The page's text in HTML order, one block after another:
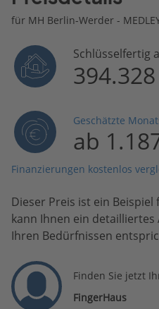
für MH Berlin-Werder -
Schlüsselfertig
Geschätzte
ab
Finanzierungen kostenlos
Dieser Preis ist ein
kann Ihnen ein
Ihren Bedürfnissen
Finden Sie jetzt
FingerHaus